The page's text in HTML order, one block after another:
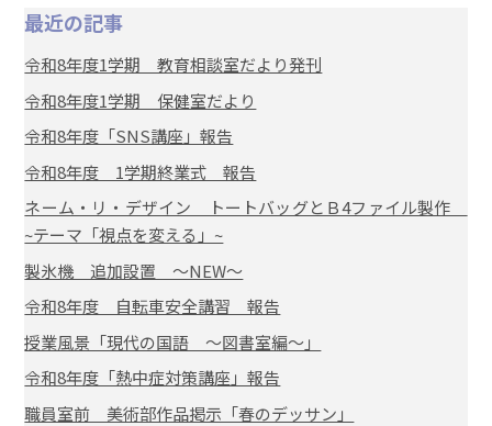
最近の記事
令和8年度1学期 教育相談室だより発刊
令和8年度1学期 保健室だより
令和8年度「SNS講座」報告
令和8年度 1学期終業式 報告
ネーム・リ・デザイン トートバッグとＢ4ファイル製作
~テーマ「視点を変える」~
製氷機 追加設置 ～NEW～
令和8年度 自転車安全講習 報告
授業風景「現代の国語 ～図書室編～」
令和8年度「熱中症対策講座」報告
職員室前 美術部作品掲示「春のデッサン」